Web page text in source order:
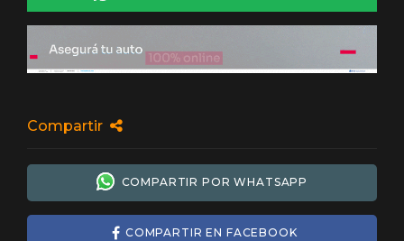
Compartir
COMPARTIR POR WHATSAPP
COMPARTIR EN FACEBOOK